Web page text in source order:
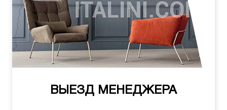
ВЫЕЗД МЕНЕДЖЕРА